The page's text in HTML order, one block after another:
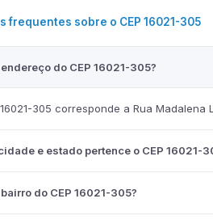
frequentes sobre o CEP 16021-305
do CEP 16021-305?
16021-305 corresponde a Rua
e estado pertence o CEP 16021-
do CEP 16021-305?